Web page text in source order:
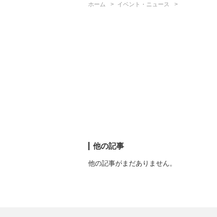
ホーム イベント・ニュース
他の記事
他の記事がまだありません。